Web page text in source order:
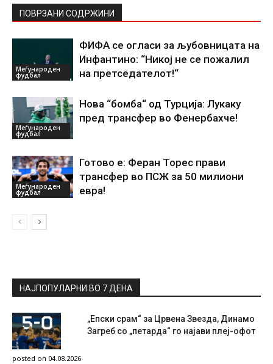
ПОВРЗАНИ СОДРЖИНИ
Меѓународен
фудбал
ФИФА се огласи за љубовницата на
Инфантино: “Никој не се пожалил
на претседателот!“
Меѓународен
фудбал
Нова “бомба“ од Турција: Лукаку
пред трансфер во Фенербахче!
Меѓународен
фудбал
Готово е: Феран Торес прави
трансфер во ПСЖ за 50 милиони
евра!
НАЈПОПУЛАРНИ ВО 7 ДЕНА
„Епски срам“ за Црвена Звезда, Динамо
Загреб со „петарда“ го најави плеј-офот
posted on 04.08.2026